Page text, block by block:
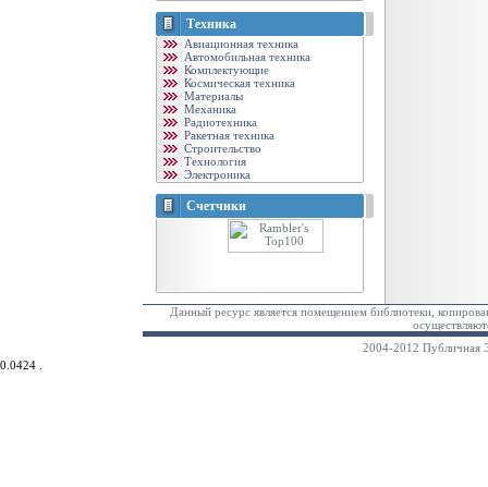
Техника
Авиационная техника
Автомобильная техника
Комплектующие
Космическая техника
Материалы
Механика
Радиотехника
Ракетная техника
Строительство
Технология
Электроника
Счетчики
Данный ресурс является помещением библиотеки,
2004-2012 Публичная
0.0424 .